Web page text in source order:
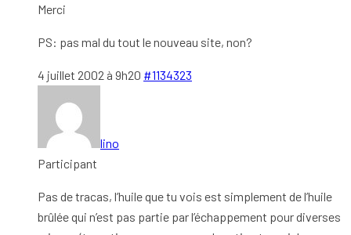
Merci
PS: pas mal du tout le nouveau site, non?
4 juillet 2002 à 9h20 #1134323
lino
Participant
Pas de tracas, l’huile que tu vois est simplement de l’huile
brûlée qui n’est pas partie par l’échappement pour diverses